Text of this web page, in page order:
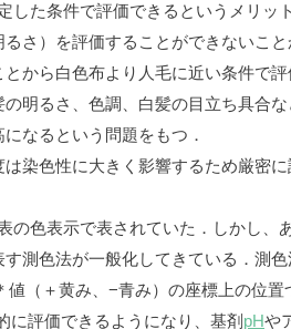
した条件で評価できるというメリッ
さ）を評価することができないこ
から白色布より人毛に近い条件で
明るさ、色調、白髪の目立ち具合
なるという問題をもつ．
染色性に大きく影響するため厳密
の色表示で表されていた．しかし、
測色法が一般化してきている．測色
（＋黄み、−青み）の座標上の位置
に評価できるようになり、基剤 pHや